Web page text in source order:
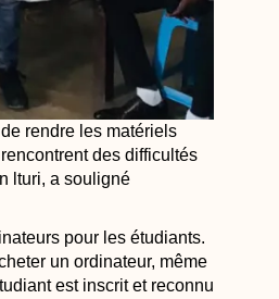
rendre les matériels
des difficultés
lturi, a souligné
pour les étudiants.
un ordinateur, même
est inscrit et reconnu